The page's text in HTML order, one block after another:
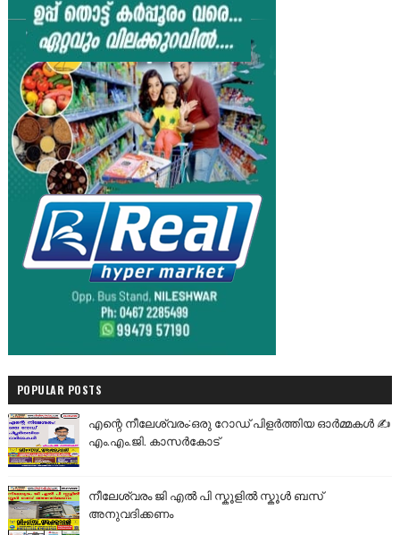
POPULAR POSTS
എന്റെ നീലേശ്വരം:ഒരു റോഡ് പിളർത്തിയ ഓർമ്മകൾ ✍️
എം.എം.ജി. കാസർകോട്
നീലേശ്വരം ജി എൽ പി സ്കൂളിൽ സ്കൂൾ ബസ്
അനുവദിക്കണം